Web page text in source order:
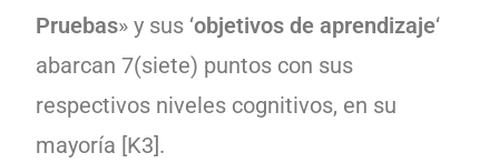
Pruebas» y sus ‘objetivos de aprendizaje‘
abarcan 7(siete) puntos con sus
respectivos niveles cognitivos, en su
mayoría [K3].